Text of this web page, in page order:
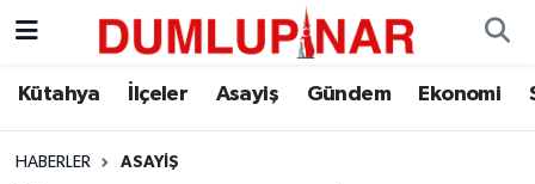
Kütahya İlçeler Asayiş Gündem Ekonomi
HABERLER ASAYIŞ
Asayiş
Diğer
Kütahya Hava Durumu
Kütahya Trafik Yoğunluk Haritası